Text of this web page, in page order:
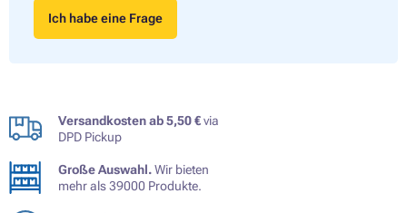
Ich habe eine Frage
Versandkosten ab 5,50 €via
DPD Pickup
Große Auswahl.Wir bieten
mehr als 39000 Produkte.